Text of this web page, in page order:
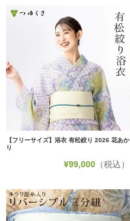
【フリーサイズ】浴衣 有松絞り 2026 花あか
り
¥99,000 （税込）